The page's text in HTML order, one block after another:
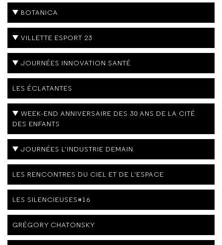
BOTANICA
VILLETTE ESPORT 23
JOURNÉES INNOVATION SANTÉ
LES ÉCLATANTES
WEEK-END ANNIVERSAIRE DES 30 ANS DE LA CITÉ
DES ENFANTS
JOURNÉES L'INDUSTRIE DEMAIN
LES RENCONTRES DU CIEL ET DE L'ESPACE
LES SILENCIEUSES#16
GRÉGORY CHATONSKY